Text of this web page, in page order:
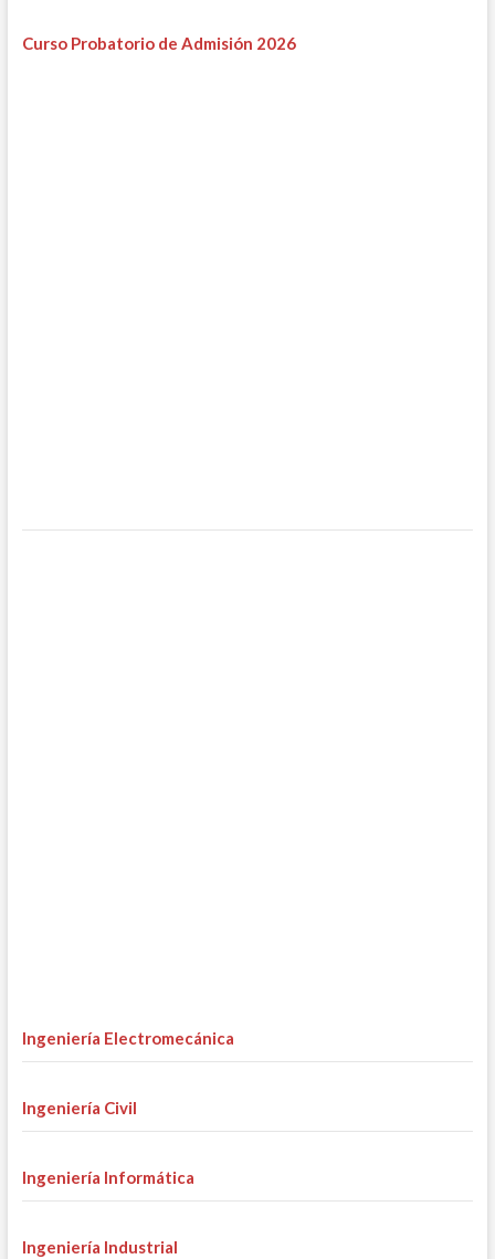
Curso Probatorio de Admisión 2026
Ingeniería Electromecánica
Ingeniería Civil
Ingeniería Informática
Ingeniería Industrial